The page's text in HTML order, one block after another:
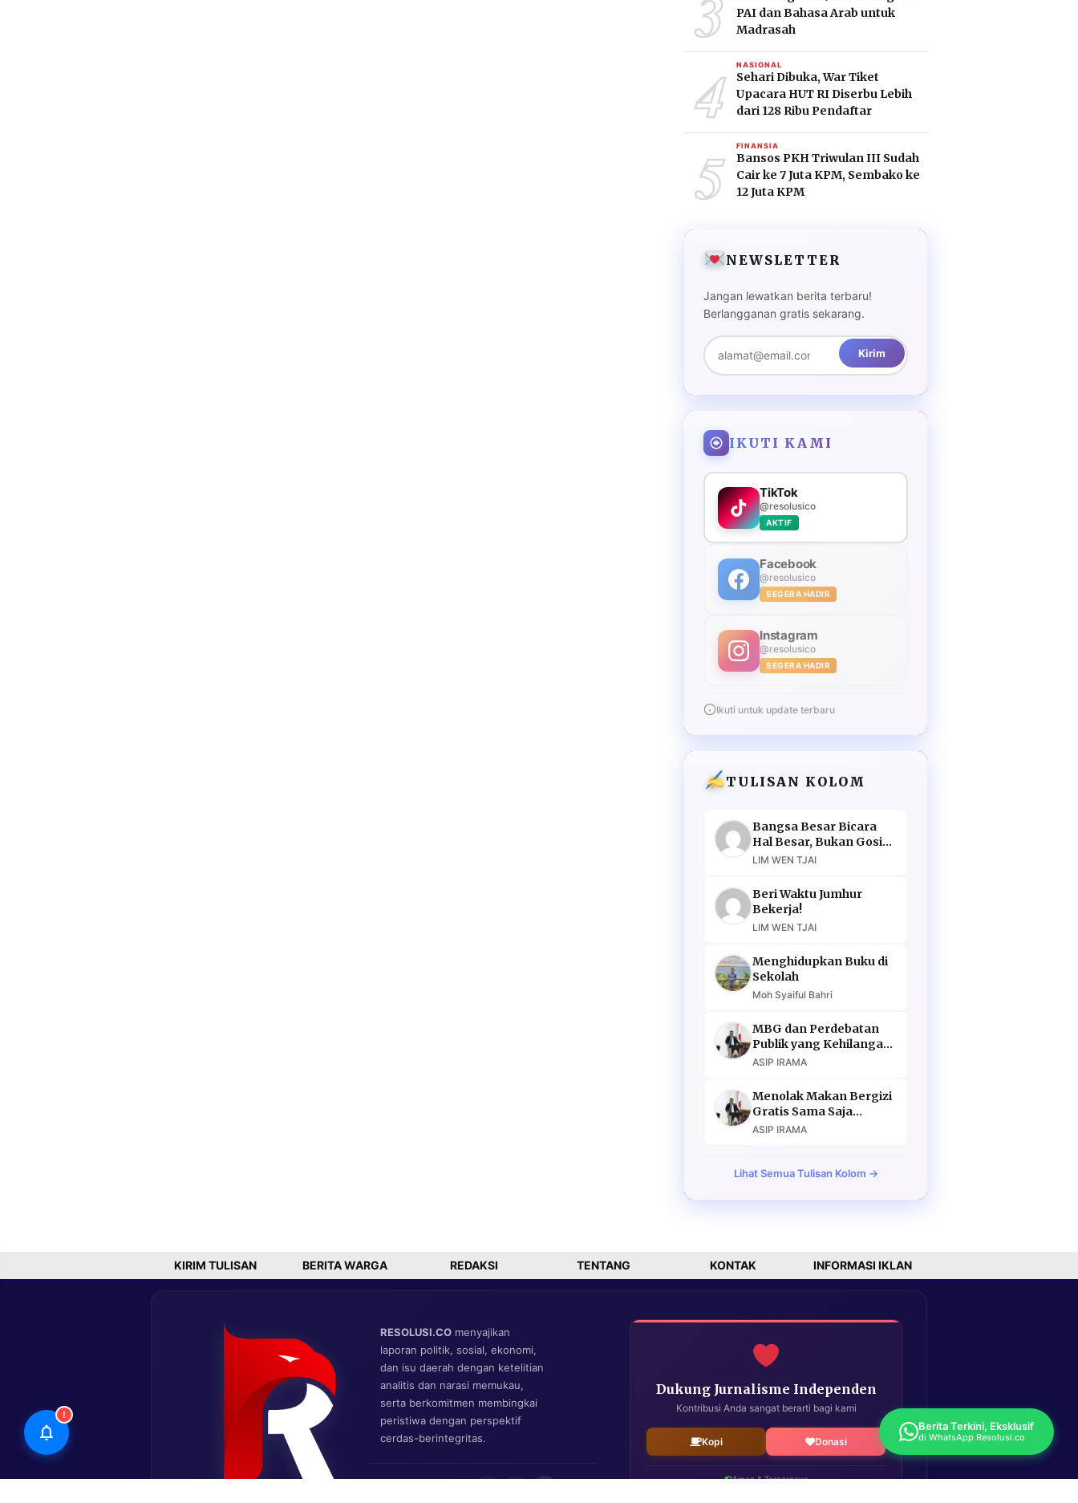
PAI dan Bahasa Arab untuk
Madrasah
4 NASIONAL
Sehari Dibuka, War Tiket
Upacara HUT RI Diserbu Lebih
dari 128 Ribu Pendaftar
5 FINANSIA
Bansos PKH Triwulan III Sudah
Cair ke 7 Juta KPM, Sembako ke
12 Juta KPM
NEWSLETTER
Jangan lewatkan berita terbaru!
Berlangganan gratis sekarang.
Kirim
IKUTI KAMI
TikTok
@resolusico
AKTIF
Facebook
@resolusico
SEGERA HADIR
Instagram
@resolusico
SEGERA HADIR
Ikuti untuk update terbaru
TULISAN KOLOM
Bangsa Besar Bicara
Hal Besar, Bukan Gosip
Murahan
LIM WEN TJAI
Beri Waktu Jumhur
Bekerja!
LIM WEN TJAI
Menghidupkan Buku di
Sekolah
Moh Syaiful Bahri
MBG dan Perdebatan
Publik yang Kehilangan
Argumen
ASIP IRAMA
Menolak Makan Bergizi
Gratis Sama Saja
Menolak Masa Depan
ASIP IRAMA
Lihat Semua Tulisan Kolom →
KIRIM TULISAN BERITA WARGA REDAKSI TENTANG KONTAK INFORMASI IKLAN
RESOLUSI.CO menyajikan
laporan politik, sosial, ekonomi,
dan isu daerah dengan ketelitian
analitis dan narasi memukau,
serta berkomitmen membingkai
peristiwa dengan perspektif
cerdas-berintegritas.
Dukung Jurnalisme Independen
Kontribusi Anda sangat berarti bagi kami
Kopi Donasi
Aman & Terpercaya
!
Berita Terkini, Eksklusif
di WhatsApp Resolusi.co